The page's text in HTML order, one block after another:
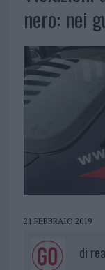
nero: nei
21 FEBBRAIO 2019
di